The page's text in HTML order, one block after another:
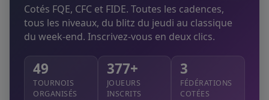
Cotés FQE, CFC et FIDE. Toutes les cadences,
tous les niveaux, du blitz du jeudi au classique
du week-end. Inscrivez-vous en deux clics.
49
TOURNOIS
ORGANISÉS
377+
JOUEURS
INSCRITS
3
FÉDÉRATIONS
COTÉES